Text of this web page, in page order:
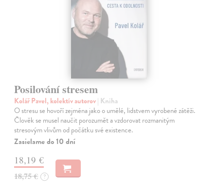
Posilování stresem
Kolář Pavel, kolektív autorov| Kniha
O stresu se hovoří zejména jako o umělé, lidstvem vyrobené zátěži.
Člověk se musel naučit porozumět a vzdorovat rozmanitým
stresovým vlivům od počátku své existence.
Zasielame do 10 dní
18,19 €
18,75 € ?